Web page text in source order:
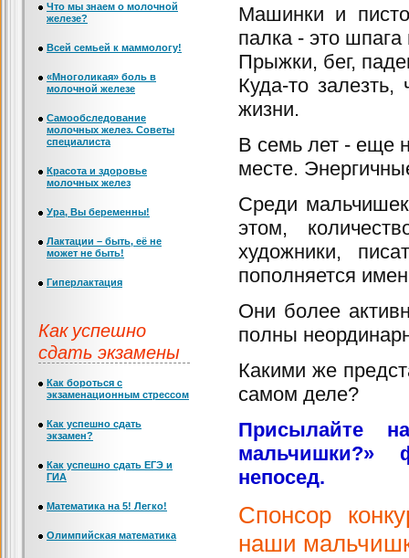
Машинки и
палка - это
Прыжки, бег,
Куда-то
жизни.
В семь лет - еще
месте.
Среди
этом,
художники,
пополняется
Они более
полны
Какими же
самом деле?
Присылайте
мальчишки?»
непосед.
Спонсор
наши
Что мы знаем о молочной
железе?
Всей семьей к маммологу!
«Многоликая» боль в
молочной железе
Самообследование
молочных желез. Советы
специалиста
Красота и здоровье
молочных желез
Ура, Вы беременны!
Лактации – быть, её не
может не быть!
Гиперлактация
Как успешно
сдать экзамены
Как бороться с
экзаменационным стрессом
Как успешно сдать
экзамен?
Как успешно сдать ЕГЭ и
ГИА
Математика на 5! Легко!
Олимпийская математика